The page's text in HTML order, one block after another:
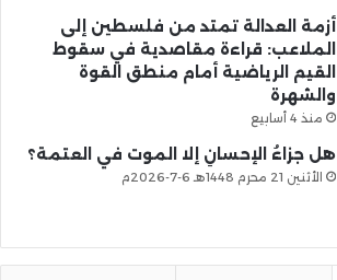
أزمة العدالة تمتد من فلسطين إلى
الملاعب: قراءة مقاصدية في سقوط
القيم الرياضية أمام منطق القوة
والشهرة
منذ 4 أسابيع
هل جزاءُ الإحسانِ إلا الموت في العتمة؟
الأثنين 21 محرم 1448هـ 6-7-2026م